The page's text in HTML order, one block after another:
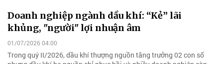
Doanh nghiệp ngành dầu khí: “Kẻ” lãi
khủng, "người" lợi nhuận âm
01/07/2026 04:00
Trong quý II/2026, dầu khí thượng nguồn tăng trưởng 02 con số